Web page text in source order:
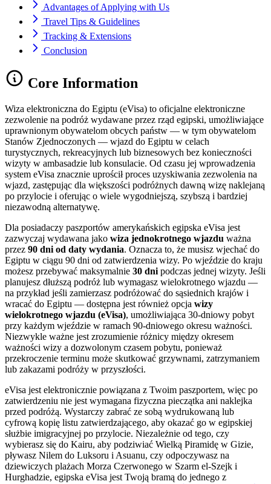
Advantages of Applying with Us
Travel Tips & Guidelines
Tracking & Extensions
Conclusion
Core Information
Wiza elektroniczna do Egiptu (eVisa) to oficjalne elektroniczne
zezwolenie na podróż wydawane przez rząd egipski, umożliwiające
uprawnionym obywatelom obcych państw — w tym obywatelom
Stanów Zjednoczonych — wjazd do Egiptu w celach
turystycznych, rekreacyjnych lub biznesowych bez konieczności
wizyty w ambasadzie lub konsulacie. Od czasu jej wprowadzenia
system eVisa znacznie uprościł proces uzyskiwania zezwolenia na
wjazd, zastępując dla większości podróżnych dawną wizę naklejaną
po przylocie i oferując o wiele wygodniejszą, szybszą i bardziej
niezawodną alternatywę.
Dla posiadaczy paszportów amerykańskich egipska eVisa jest
zazwyczaj wydawana jako wiza jednokrotnego wjazdu ważna
przez 90 dni od daty wydania. Oznacza to, że musisz wjechać do
Egiptu w ciągu 90 dni od zatwierdzenia wizy. Po wjeździe do kraju
możesz przebywać maksymalnie 30 dni podczas jednej wizyty. Jeśli
planujesz dłuższą podróż lub wymagasz wielokrotnego wjazdu —
na przykład jeśli zamierzasz podróżować do sąsiednich krajów i
wracać do Egiptu — dostępna jest również opcja wizy
wielokrotnego wjazdu (eVisa), umożliwiająca 30-dniowy pobyt
przy każdym wjeździe w ramach 90-dniowego okresu ważności.
Niezwykle ważne jest zrozumienie różnicy między okresem
ważności wizy a dozwolonym czasem pobytu, ponieważ
przekroczenie terminu może skutkować grzywnami, zatrzymaniem
lub zakazami podróży w przyszłości.
eVisa jest elektronicznie powiązana z Twoim paszportem, więc po
zatwierdzeniu nie jest wymagana fizyczna pieczątka ani naklejka
przed podróżą. Wystarczy zabrać ze sobą wydrukowaną lub
cyfrową kopię listu zatwierdzającego, aby okazać go w egipskiej
służbie imigracyjnej po przylocie. Niezależnie od tego, czy
wybierasz się do Kairu, aby podziwiać Wielką Piramidę w Gizie,
pływasz Nilem do Luksoru i Asuanu, czy odpoczywasz na
dziewiczych plażach Morza Czerwonego w Szarm el-Szejk i
Hurghadzie, egipska eVisa jest Twoją bramą do jednego z